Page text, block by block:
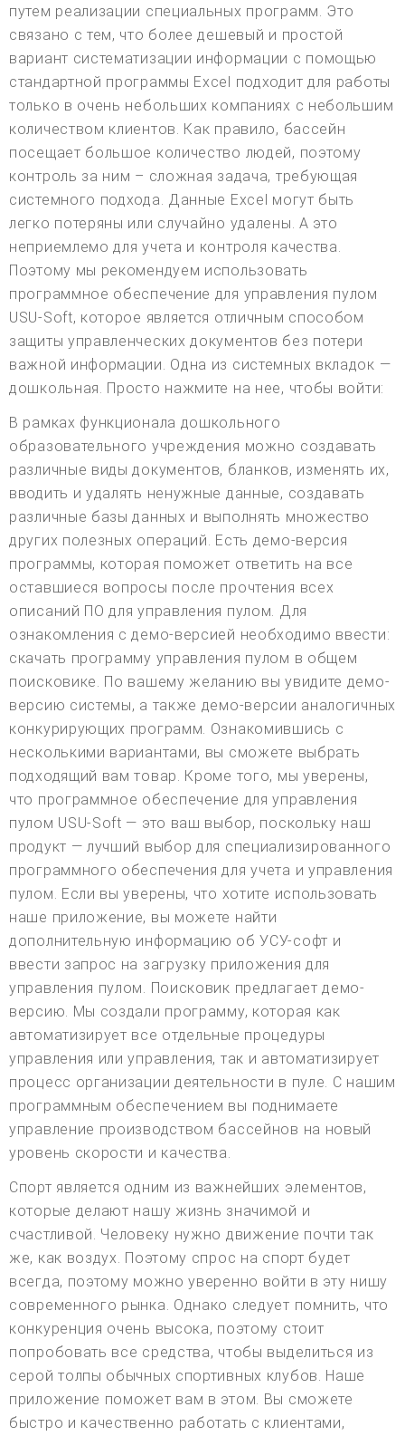
путем реализации специальных программ. Это
связано с тем, что более дешевый и простой
вариант систематизации информации с помощью
стандартной программы Excel подходит для работы
только в очень небольших компаниях с небольшим
количеством клиентов. Как правило, бассейн
посещает большое количество людей, поэтому
контроль за ним – сложная задача, требующая
системного подхода. Данные Excel могут быть
легко потеряны или случайно удалены. А это
неприемлемо для учета и контроля качества.
Поэтому мы рекомендуем использовать
программное обеспечение для управления пулом
USU-Soft, которое является отличным способом
защиты управленческих документов без потери
важной информации. Одна из системных вкладок —
дошкольная. Просто нажмите на нее, чтобы войти:
В рамках функционала дошкольного
образовательного учреждения можно создавать
различные виды документов, бланков, изменять их,
вводить и удалять ненужные данные, создавать
различные базы данных и выполнять множество
других полезных операций. Есть демо-версия
программы, которая поможет ответить на все
оставшиеся вопросы после прочтения всех
описаний ПО для управления пулом. Для
ознакомления с демо-версией необходимо ввести:
скачать программу управления пулом в общем
поисковике. По вашему желанию вы увидите демо-
версию системы, а также демо-версии аналогичных
конкурирующих программ. Ознакомившись с
несколькими вариантами, вы сможете выбрать
подходящий вам товар. Кроме того, мы уверены,
что программное обеспечение для управления
пулом USU-Soft — это ваш выбор, поскольку наш
продукт — лучший выбор для специализированного
программного обеспечения для учета и управления
пулом. Если вы уверены, что хотите использовать
наше приложение, вы можете найти
дополнительную информацию об УСУ-софт и
ввести запрос на загрузку приложения для
управления пулом. Поисковик предлагает демо-
версию. Мы создали программу, которая как
автоматизирует все отдельные процедуры
управления или управления, так и автоматизирует
процесс организации деятельности в пуле. С нашим
программным обеспечением вы поднимаете
управление производством бассейнов на новый
уровень скорости и качества.
Спорт является одним из важнейших элементов,
которые делают нашу жизнь значимой и
счастливой. Человеку нужно движение почти так
же, как воздух. Поэтому спрос на спорт будет
всегда, поэтому можно уверенно войти в эту нишу
современного рынка. Однако следует помнить, что
конкуренция очень высока, поэтому стоит
попробовать все средства, чтобы выделиться из
серой толпы обычных спортивных клубов. Наше
приложение поможет вам в этом. Вы сможете
быстро и качественно работать с клиентами,